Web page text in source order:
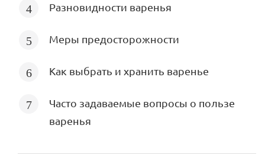
Разновидности варенья
Меры предосторожности
Как выбрать и хранить варенье
Часто задаваемые вопросы о пользе
варенья